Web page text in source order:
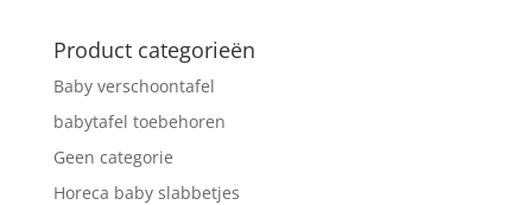
Product categorieën
Baby verschoontafel
babytafel toebehoren
Geen categorie
Horeca baby slabbetjes